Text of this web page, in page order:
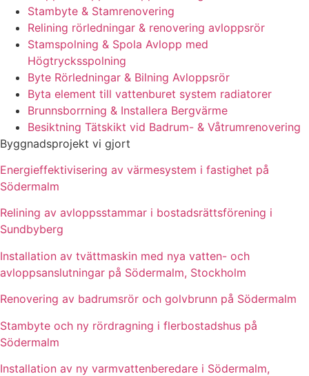
Stambyte & Stamrenovering
Relining rörledningar & renovering avloppsrör
Stamspolning & Spola Avlopp med
Högtrycksspolning
Byte Rörledningar & Bilning Avloppsrör
Byta element till vattenburet system radiatorer
Brunnsborrning & Installera Bergvärme
Besiktning Tätskikt vid Badrum- & Våtrumrenovering
Byggnadsprojekt vi gjort
Energieffektivisering av värmesystem i fastighet på
Södermalm
Relining av avloppsstammar i bostadsrättsförening i
Sundbyberg
Installation av tvättmaskin med nya vatten- och
avloppsanslutningar på Södermalm, Stockholm
Renovering av badrumsrör och golvbrunn på Södermalm
Stambyte och ny rördragning i flerbostadshus på
Södermalm
Installation av ny varmvattenberedare i Södermalm,